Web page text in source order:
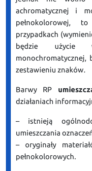
achromatycznej i
pełnokolorowej,
przypadkach
będzie użycie
monochromatycznej,
zestawieniu znaków.
Barwy RP
działaniach
– istnieją
umieszczania
– oryginały
pełnokolorowych.